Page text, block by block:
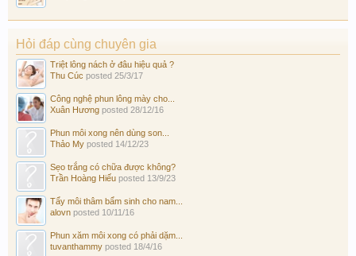
Hỏi đáp cùng chuyên gia
Triệt lông nách ở đâu hiệu quả ?
Thu Cúc posted 25/3/17
Công nghệ phun lông mày cho...
Xuân Hương posted 28/12/16
Phun môi xong nên dùng son...
Thảo My posted 14/12/23
Sẹo trắng có chữa được không?
Trần Hoàng Hiếu posted 13/9/23
Tẩy môi thâm bẩm sinh cho nam...
alovn posted 10/11/16
Phun xăm môi xong có phải dặm...
tuvanthammy posted 18/4/16